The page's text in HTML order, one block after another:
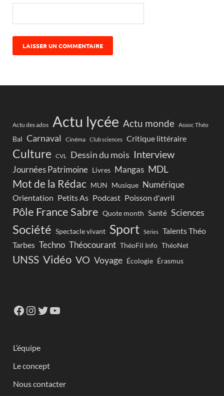
Actu des ados Actu lycée Actu monde Assoc Théo
Bal Carnaval Cinéma Club sciences Critique littéraire
Culture CVL Dessin du mois Interview
Journées Patrimoine Livres Mangas MDL
Mot de la Rédac MUN Musique Numérique
Orientation Petits As Podcast Poisson d'avril
Pôle France Sabre Quote month Santé Sciences
Société Spectacle vivant Sport Séries
Talents Théo
Tarbes Techno Théocourant ThéoFil Info ThéoNet
UNSS Vidéo VO Voyage Écologie Érasmus
L’équipe
Le concept
Nous contacter